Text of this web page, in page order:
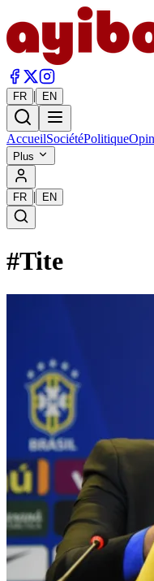
FR | EN
AccueilSociétéPolitique
Plus
FR | EN
#Tite